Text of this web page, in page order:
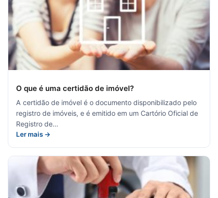
O que é uma certidão de imóvel?
A certidão de imóvel é o documento disponibilizado pelo
registro de imóveis, e é emitido em um Cartório Oficial de
Registro de…
Ler mais →